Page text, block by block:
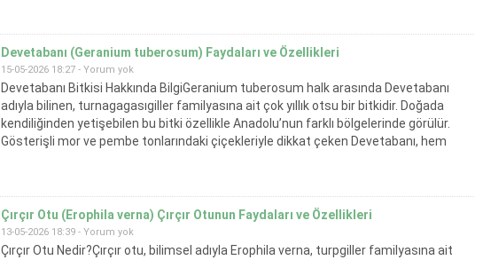
Devetabanı (Geranium tuberosum) Faydaları ve Özellikleri
15-05-2026 18:27 - Yorum yok
Devetabanı Bitkisi Hakkında BilgiGeranium tuberosum halk arasında Devetabanı
adıyla bilinen, turnagagasıgiller familyasına ait çok yıllık otsu bir bitkidir. Doğada
kendiliğinden yetişebilen bu bitki özellikle Anadolu’nun farklı bölgelerinde görülür.
Gösterişli mor ve pembe tonlarındaki çiçekleriyle dikkat çeken Devetabanı, hem
Çırçır Otu (Erophila verna) Çırçır Otunun Faydaları ve Özellikleri
13-05-2026 18:39 - Yorum yok
Çırçır Otu Nedir?Çırçır otu, bilimsel adıyla Erophila verna, turpgiller familyasına ait